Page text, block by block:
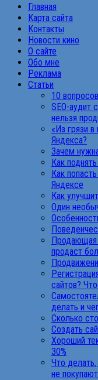
Главная
Карта сайта
Контакты
Новости кино
О сайте
Обо мне
Реклама
Статьи
10
SEO-аудит
нельзя
«Из грязи в
Яндекса?
Зачем
Как
Как
Яндексе
Как
Один
Продающая
продаст
сайтов?
делать и
Сколько
Создать
Хороший
30%
Что делать,
не